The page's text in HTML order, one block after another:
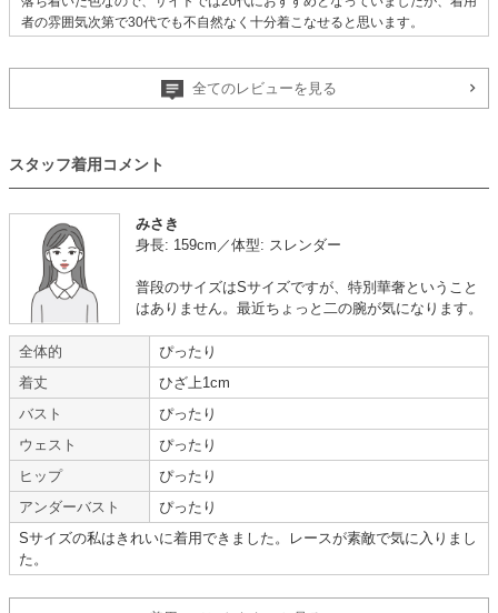
者の雰囲気次第で30代でも不自然なく十分着こなせると思います。
【一緒に注文した商品】
結婚式で着用
年齢 : 30代前半
身長 :
体重 :55～59kg
体型 :
ややぽっちゃり
使用シーン :友人の結婚式
いつも同じドレスだったのが、違うかわいいに包まれて嬉しかったです。
返却の案内が丁寧で助かりました。
【一緒に注文した商品】
全てのレビューを見る
スタッフ着用コメント
みさき
身長: 159cm／体型: スレンダー
普段のサイズはSサイズですが、特別華奢ということ
はありません。最近ちょっと二の腕が気になります。
全体的
ぴったり
着丈
ひざ上1cm
バスト
ぴったり
ウェスト
ぴったり
ヒップ
ぴったり
アンダーバスト
ぴったり
Sサイズの私はきれいに着用できました。レースが素敵で気に入りまし
た。